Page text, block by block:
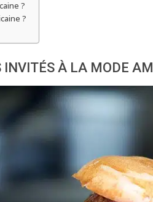
?
?
INVITÉS À LA MODE